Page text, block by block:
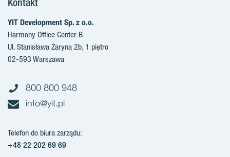
Kontakt
YIT Development Sp. z o.o.
Harmony Office Center B
Ul. Stanisława Żaryna 2b, 1 piętro
02-593 Warszawa
800 800 948
info@yit.pl
Telefon do biura zarządu:
+48 22 202 69 69